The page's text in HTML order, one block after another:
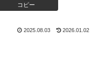
コピー
2025.08.03 2026.01.02